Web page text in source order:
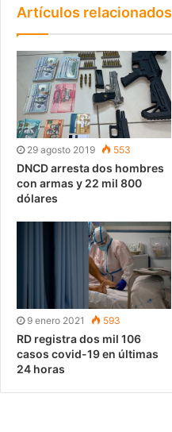
Artículos relacionados
29 agosto 2019 553
DNCD arresta dos hombres
con armas y 22 mil 800
dólares
9 enero 2021 593
RD registra dos mil 106
casos covid-19 en últimas
24 horas